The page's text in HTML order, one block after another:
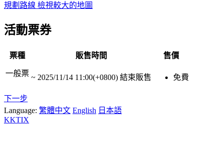
規劃路線 檢視較大的地圖
活動票券
票種 販售時間 售價
一般票 ~ 2025/11/14 11:00(+0800) 結束販售 免費
下一步
Language: 繁體中文 English 日本語
KKTIX